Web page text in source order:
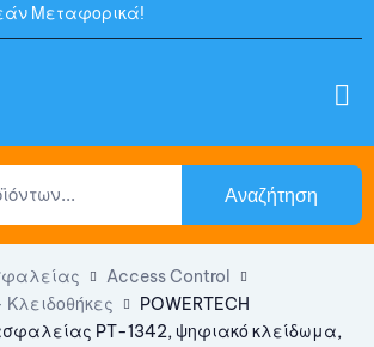
Μεταφορικά!
Αναζήτηση
Access Control
POWERTECH
PT-1342, ψηφιακό κλείδωμα,